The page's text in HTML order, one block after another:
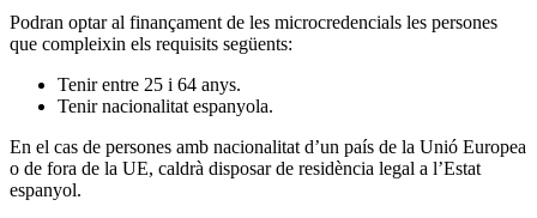
Podran optar al finançament de les microcredencials les persones
que compleixin els requisits següents:
Tenir entre 25 i 64 anys.
Tenir nacionalitat espanyola.
En el cas de persones amb nacionalitat d’un país de la Unió Europea
o de fora de la UE, caldrà disposar de residència legal a l’Estat
espanyol.